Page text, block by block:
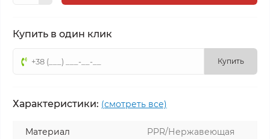
Купить в один клик
Купить
Характеристики: (смотреть все)
Материал
PPR/Нержавеющая